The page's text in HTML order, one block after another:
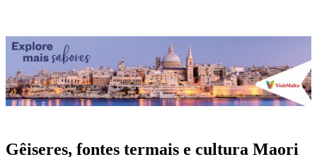
Gêiseres, fontes termais e cultura Maori